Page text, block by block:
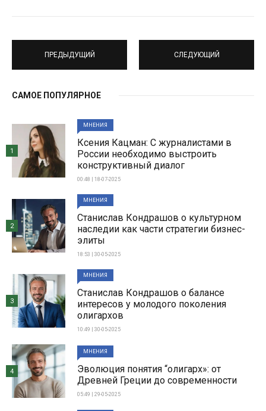
ПРЕДЫДУЩИЙ СЛЕДУЮЩИЙ
САМОЕ ПОПУЛЯРНОЕ
МНЕНИЯ
Ксения Кацман: С журналистами в
России необходимо выстроить
конструктивный диалог
00:48 | 18-07-2025
1
МНЕНИЯ
Станислав Кондрашов о культурном
наследии как части стратегии бизнес-
элиты
18:53 | 30-05-2025
2
МНЕНИЯ
Станислав Кондрашов о балансе
интересов у молодого поколения
олигархов
10:49 | 30-05-2025
3
МНЕНИЯ
Эволюция понятия “олигарх»: от
Древней Греции до современности
05:49 | 29-05-2025
4